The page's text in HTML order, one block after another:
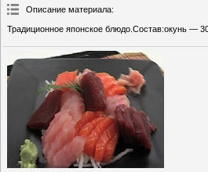
Описание материала:
Традиционное японское блюдо.Состав:окунь —